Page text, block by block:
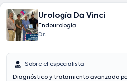
Urología Da Vinci
Endourología
Dr.
Sobre el especialista
Diagnóstico y tratamiento avanzado